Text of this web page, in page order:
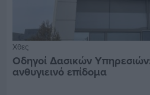
Χθες
Οδηγοί Δασικών
ανθυγιεινό επίδομα